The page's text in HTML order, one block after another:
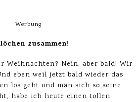
Werbung
zusammen!
Weihnachten? Nein, aber bald! Wir
eben weil jetzt bald wieder das
los geht und man sich so seine
habe ich heute einen tollen